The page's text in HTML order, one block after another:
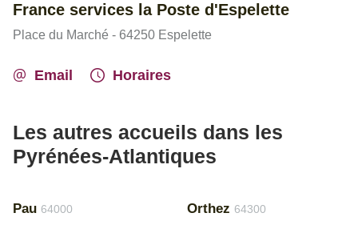
France services la Poste d'Espelette
Place du Marché - 64250 Espelette
Email Horaires
Les autres accueils dans les
Pyrénées-Atlantiques
Pau 64000 Orthez 64300